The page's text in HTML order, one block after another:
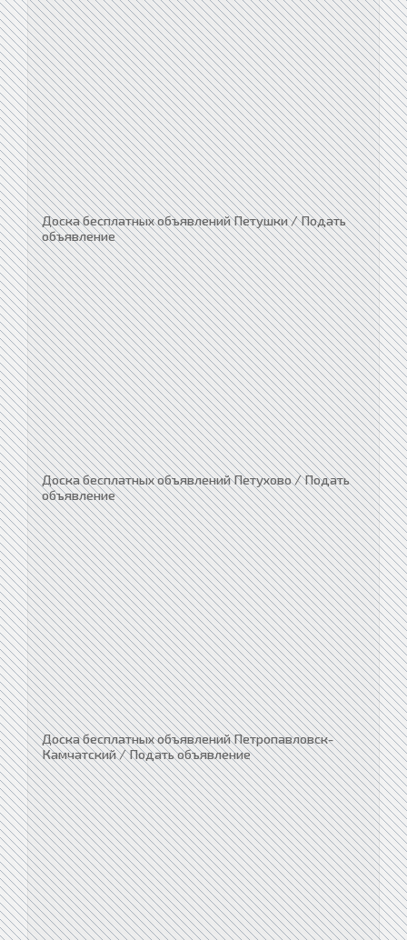
Доска бесплатных объявлений Петушки / Подать
объявление
Доска бесплатных объявлений Петухово / Подать
объявление
Доска бесплатных объявлений Петропавловск-
Камчатский / Подать объявление